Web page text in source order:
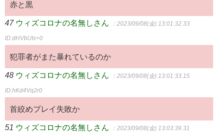
赤と黒
47 ウィズコロナの名無しさん ：2023/09/08(金) 13:01:32.33
ID:dHVbUIs+0
犯罪者がまた暴れているのか
48 ウィズコロナの名無しさん ：2023/09/08(金) 13:01:33.15
ID:hKd4Vq2r0
首絞めプレイ失敗か
51 ウィズコロナの名無しさん ：2023/09/08(金) 13:03:39.31